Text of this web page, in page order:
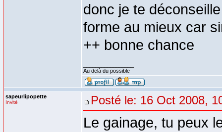
donc je te
forme au mieux car
++ bonne chance
Au delà du possible
sapeurlipopette
Invité Posté le: 16 Oct 2008,
Le gainage, tu peux